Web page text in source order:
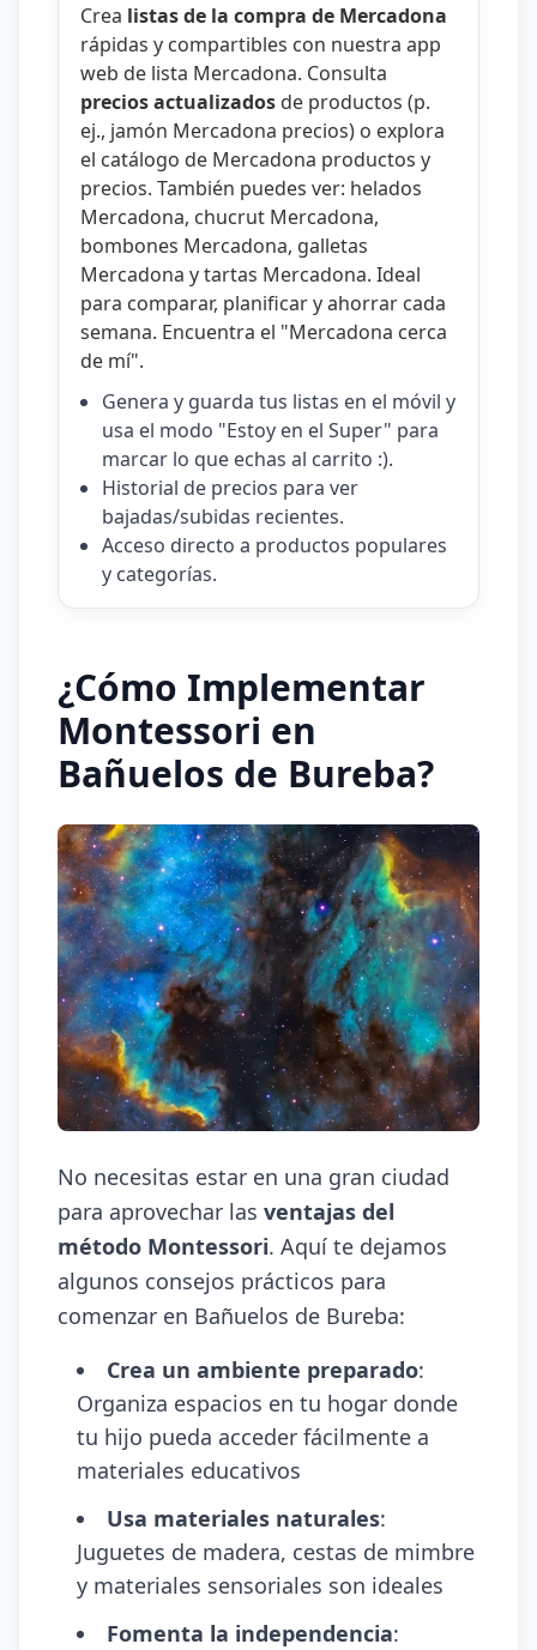
Crea listas de la compra de Mercadona
rápidas y compartibles con nuestra app
web de lista Mercadona. Consulta
precios actualizados de productos (p.
ej., jamón Mercadona precios) o explora
el catálogo de Mercadona productos y
precios. También puedes ver: helados
Mercadona, chucrut Mercadona,
bombones Mercadona, galletas
Mercadona ytartas Mercadona. Ideal
para comparar, planificar y ahorrar cada
semana. Encuentra el "Mercadona cerca
de mí".
Genera y guarda tus listas en el móvil y
usa el modo "Estoy en el Super" para
marcar lo que echas al carrito :).
Historial de precios para ver
bajadas/subidas recientes.
Acceso directo a productos populares
y categorías.
¿Cómo Implementar
Montessori en
Bañuelos de Bureba?
No necesitas estar en una gran ciudad
para aprovechar las ventajas del
método Montessori. Aquí te dejamos
algunos consejos prácticos para
comenzar en Bañuelos de Bureba:
Crea un ambiente preparado:
Organiza espacios en tu hogar donde
tu hijo pueda acceder fácilmente a
materiales educativos
Usa materiales naturales:
Juguetes de madera, cestas de mimbre
y materiales sensoriales son ideales
Fomenta la independencia: